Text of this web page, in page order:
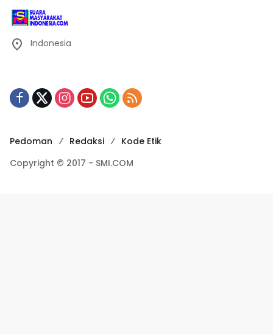
Indonesia
Pedoman Redaksi
Kode Etik
Copyright © 2017 - SMI.COM